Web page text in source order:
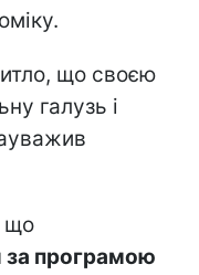
що своєю
галузь і
що
за програмою